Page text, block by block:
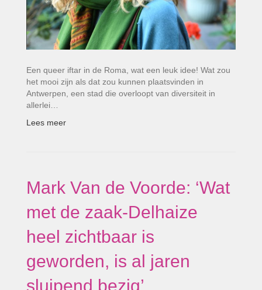
Een queer iftar in de Roma, wat een leuk idee! Wat zou
het mooi zijn als dat zou kunnen plaatsvinden in
Antwerpen, een stad die overloopt van diversiteit in
allerlei…
Lees meer
Mark Van de Voorde: ‘Wat
met de zaak-Delhaize
heel zichtbaar is
geworden, is al jaren
sluipend bezig’